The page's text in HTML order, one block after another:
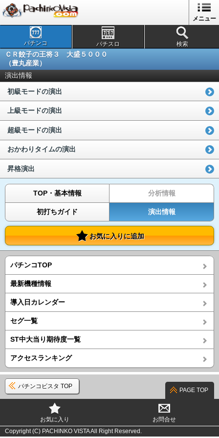
メニュー
パチンコ パチスロ 検索
ＣＲ餃子の王将３ 大盛５０００
（豊丸産業）
演出情報
初級モードの演出
上級モードの演出
超級モードの演出
おかわりタイムの演出
昇格演出
TOP・基本情報 分析情報
初打ちガイド 演出情報
お気に入りに追加
パチンコTOP
最新機種情報
導入日カレンダー
セグ一覧
ST中大当り期待度一覧
アクセスランキング
パチンコビスタ TOP
PAGE TOP
お気に入り
お問合せ
Copyright (C) PACHINKO VISTA All Right Reserved.